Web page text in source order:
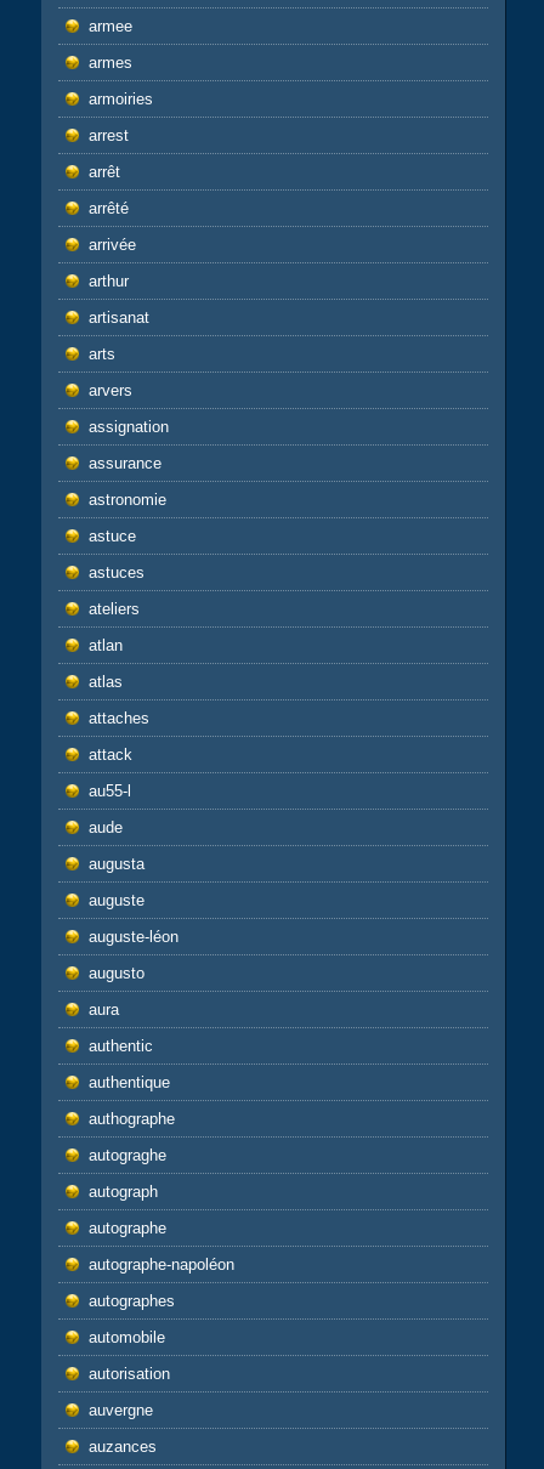
armee
armes
armoiries
arrest
arrêt
arrêté
arrivée
arthur
artisanat
arts
arvers
assignation
assurance
astronomie
astuce
astuces
ateliers
atlan
atlas
attaches
attack
au55-l
aude
augusta
auguste
auguste-léon
augusto
aura
authentic
authentique
authographe
autograghe
autograph
autographe
autographe-napoléon
autographes
automobile
autorisation
auvergne
auzances